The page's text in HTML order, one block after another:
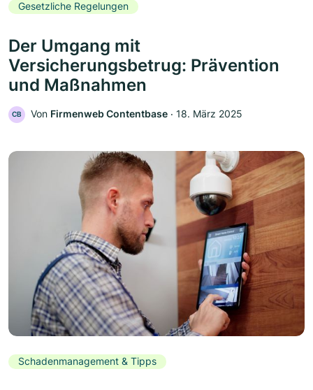
Gesetzliche Regelungen
Der Umgang mit
Versicherungsbetrug: Prävention
und Maßnahmen
CB Von Firmenweb Contentbase ‧ 18. März 2025
Schadenmanagement & Tipps